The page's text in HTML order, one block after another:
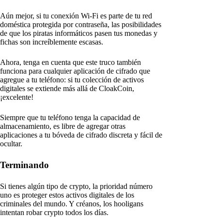
Aún mejor, si tu conexión Wi-Fi es parte de tu red
doméstica protegida por contraseña, las posibilidades
de que los piratas informáticos pasen tus monedas y
fichas son increíblemente escasas.
Ahora, tenga en cuenta que este truco también
funciona para cualquier aplicación de cifrado que
agregue a tu teléfono: si tu colección de activos
digitales se extiende más allá de CloakCoin,
¡excelente!
Siempre que tu teléfono tenga la capacidad de
almacenamiento, es libre de agregar otras
aplicaciones a tu bóveda de cifrado discreta y fácil de
ocultar.
Terminando
Si tienes algún tipo de crypto, la prioridad número
uno es proteger estos activos digitales de los
criminales del mundo. Y créanos, los hooligans
intentan robar crypto todos los días.